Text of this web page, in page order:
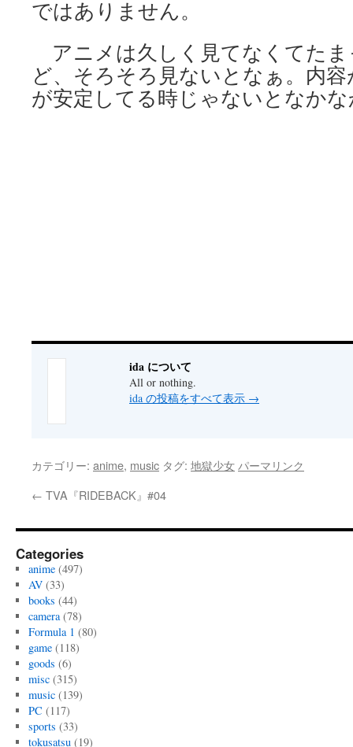
ではありません。
アニメは久しく見てなくてた
ど、そろそろ見ないとなぁ。内
が安定してる時じゃないとなか
ida について
All or nothing.
ida の投稿をすべて表示 →
カテゴリー: anime, music タグ: 地獄少女 パーマリンク
← TVA『RIDEBACK』#04
Categories
anime(497)
AV(33)
books (44)
camera(78)
Formula 1 (80)
game(118)
goods (6)
misc(315)
music(139)
PC (117)
sports (33)
tokusatsu(19)